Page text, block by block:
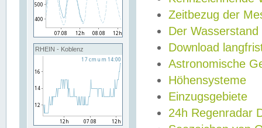
RHEIN - Koblenz
Zeitbezug der
Der Wasserstand
Download
Astronomische
Höhensysteme
Einzugsgebiete
24h Regenradar